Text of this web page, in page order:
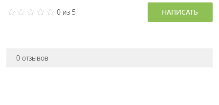
0 из 5 НАПИСАТЬ
0 отзывов